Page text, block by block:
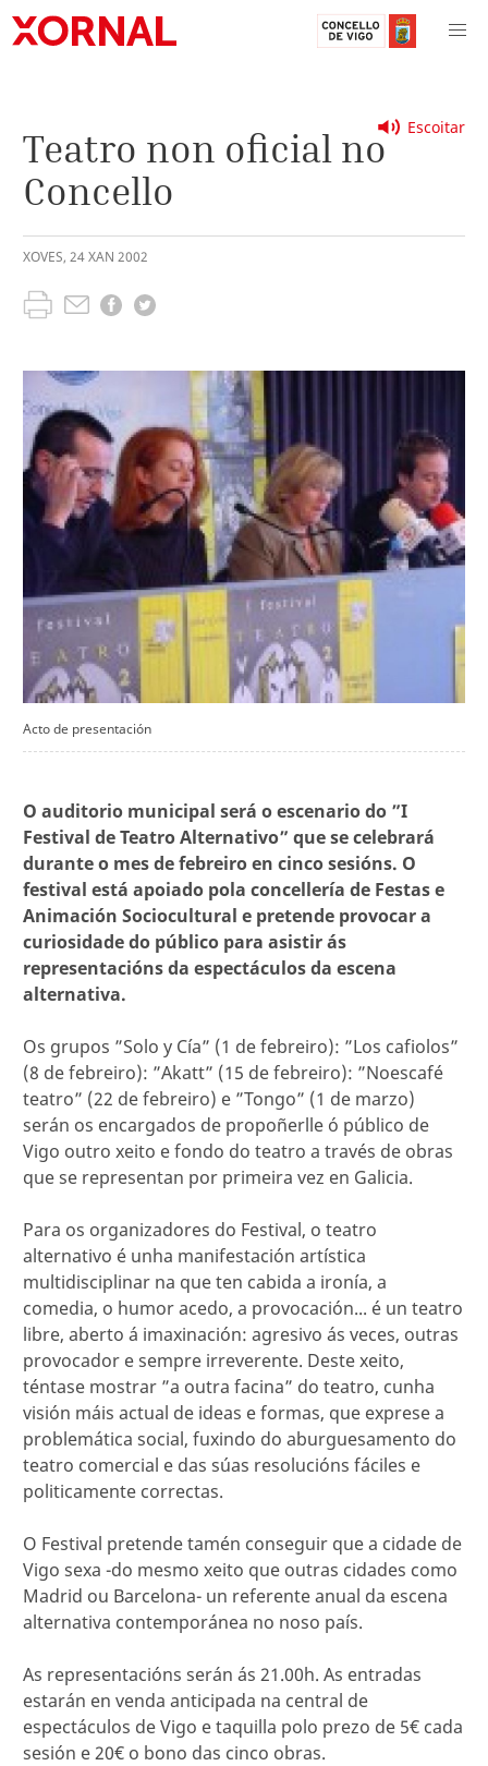
Escoitar
Teatro non oficial no
Concello
XOVES, 24XAN 2002
Acto de presentación
O auditorio municipal será o escenario do ”I
Festival de Teatro Alternativo” que se celebrará
durante o mes de febreiro en cinco sesións. O
festival está apoiado pola concellería de Festas e
Animación Sociocultural e pretende provocar a
curiosidade do público para asistir ás
representacións da espectáculos da escena
alternativa.
Os grupos ”Solo y Cía” (1 de febreiro): ”Los cafiolos”
(8 de febreiro): ”Akatt” (15 de febreiro): ”Noescafé
teatro” (22 de febreiro) e ”Tongo” (1 de marzo)
serán os encargados de propoñerlle ó público de
Vigo outro xeito e fondo do teatro a través de obras
que se representan por primeira vez en Galicia.
Para os organizadores do Festival, o teatro
alternativo é unha manifestación artística
multidisciplinar na que ten cabida a ironía, a
comedia, o humor acedo, a provocación... é un teatro
libre, aberto á imaxinación: agresivo ás veces, outras
provocador e sempre irreverente. Deste xeito,
téntase mostrar ”a outra facina” do teatro, cunha
visión máis actual de ideas e formas, que exprese a
problemática social, fuxindo do aburguesamento do
teatro comercial e das súas resolucións fáciles e
politicamente correctas.
O Festival pretende tamén conseguir que a cidade de
Vigo sexa -do mesmo xeito que outras cidades como
Madrid ou Barcelona- un referente anual da escena
alternativa contemporánea no noso país.
As representacións serán ás 21.00h. As entradas
estarán en venda anticipada na central de
espectáculos de Vigo e taquilla polo prezo de 5€ cada
sesión e 20€ o bono das cinco obras.